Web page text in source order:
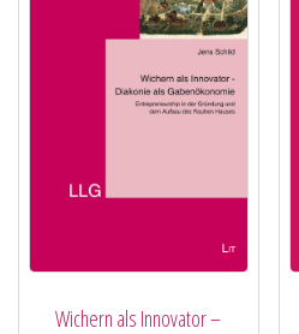
Wichern als Innovator –